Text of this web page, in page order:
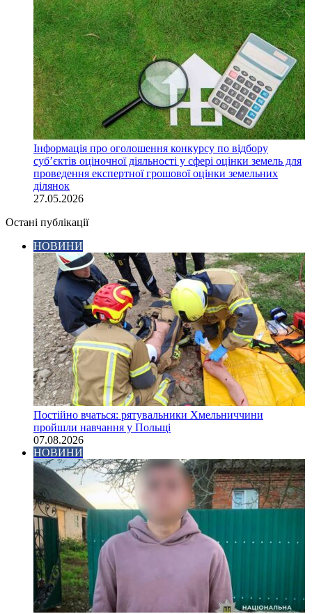
Інформація про оголошення конкурсу по відбору
суб’єктів оціночної діяльності у сфері оцінки земель для
проведення експертної грошової оцінки земельних
ділянок
27.05.2026
Остані публікації
НОВИНИ
Постійно вчаться: рятувальники Хмельниччини
пройшли навчання у Польщі
07.08.2026
НОВИНИ